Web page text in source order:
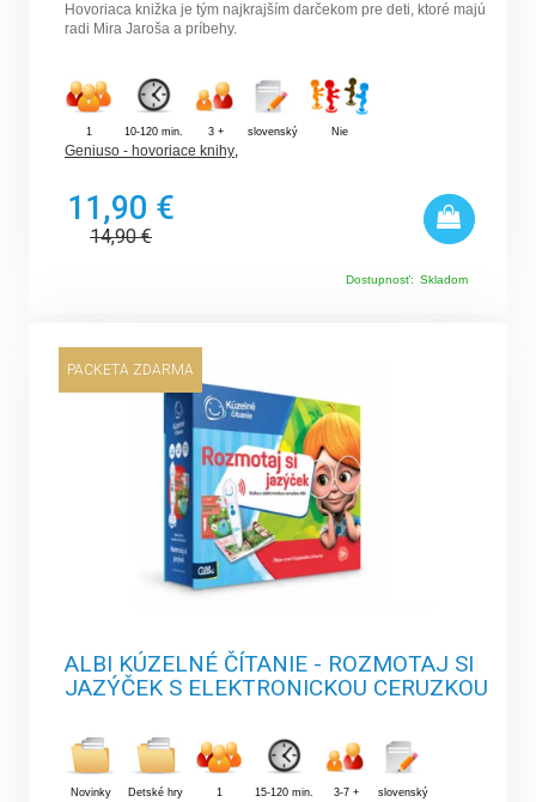
Hovoriaca knižka je tým najkrajším darčekom pre deti, ktoré majú
radi Mira Jaroša a príbehy.
1 10-120 min. 3 + slovenský Nie
Geniuso - hovoriace knihy,
11,90 €
14,90€
Dostupnosť: Skladom
PACKETA ZDARMA
ALBI KÚZELNÉ ČÍTANIE - ROZMOTAJ SI
JAZÝČEK S ELEKTRONICKOU CERUZKOU
Novinky Detské hry 1 15-120 min. 3-7 + slovenský